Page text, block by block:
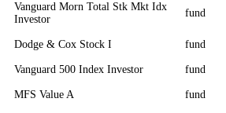
Vanguard Morn Total Stk Mkt Idx
Investor
fund
Dodge & Cox Stock I fund
Vanguard 500 Index Investor fund
MFS Value A fund